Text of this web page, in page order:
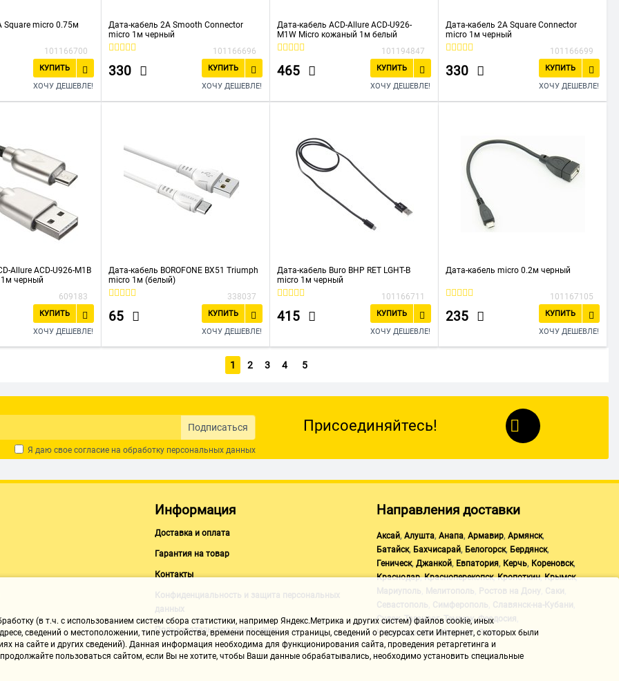
Square micro 0.75м
101166700
КУПИТЬ
ХОЧУ ДЕШЕВЛЕ!
Дата-кабель 2A Smooth Connector
micro 1м черный
101166696
330
КУПИТЬ
ХОЧУ ДЕШЕВЛЕ!
Дата-кабель ACD-Allure ACD-U926-
M1W Micro кожаный 1м белый
101194847
465
КУПИТЬ
ХОЧУ ДЕШЕВЛЕ!
Дата-кабель 2A Square Connector
micro 1м черный
101166699
330
КУПИТЬ
ХОЧУ ДЕШЕВЛЕ!
Allure ACD-U926-M1B
черный
609183
КУПИТЬ
ХОЧУ ДЕШЕВЛЕ!
Дата-кабель BOROFONE BX51 Triumph
micro 1м (белый)
338037
65
КУПИТЬ
ХОЧУ ДЕШЕВЛЕ!
Дата-кабель Buro BHP RET LGHT-B
micro 1м черный
101166711
415
КУПИТЬ
ХОЧУ ДЕШЕВЛЕ!
Дата-кабель micro 0.2м черный
101167105
235
КУПИТЬ
ХОЧУ ДЕШЕВЛЕ!
1 2 3 4 5
Подписаться
Я даю свое согласие на обработку персональных данных
Присоединяйтесь!
Информация
Доставка и оплата
Гарантия на товар
Контакты
Конфиденциальность и защита персональных
данных
Пользовательское соглашение
Направления доставки
Аксай, Алушта, Анапа, Армавир, Армянск,
Батайск, Бахчисарай, Белогорск, Бердянск,
Геническ, Джанкой, Евпатория, Керчь, Кореновск,
Краснодар,Красноперекопск,Кропоткин,Крымск,
Мариуполь Мелитополь Ростов на Дону Саки
Севастополь Симферополь Славянск-на-Кубани
Судак,Таганрог,Темрюк,Феодосия
Черноморское ,Щелкино,Ялта
(в т.ч. с использованием систем сбора статистики, например Яндекс.Метрика и других систем) файлов cookie, иных
сведений о местоположении, типе устройства, времени посещения страницы, сведений о ресурсах сети Интернет, с которых были
на сайте и других сведений). Данная информация необходима для функционирования сайта, проведения ретаргетинга и
пользоваться сайтом, если Вы не хотите, чтобы Ваши данные обрабатывались, необходимо установить специальные